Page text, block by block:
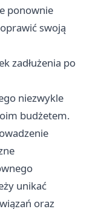
ponownie
swoją
zadłużenia po
niezwykle
budżetem.
unikać
oraz